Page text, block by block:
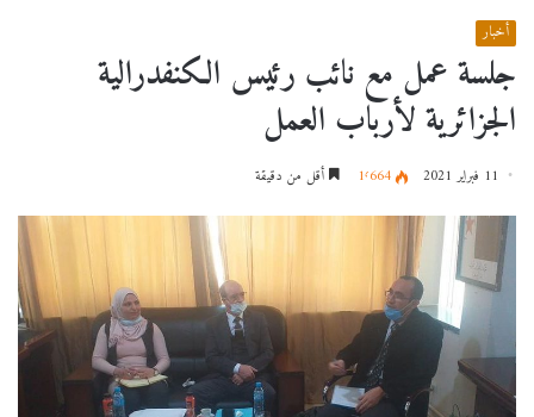
أخبار
جلسة عمل مع نائب رئيس الكنفدرالية
الجزائرية لأرباب العمل
11 فبراير 2021 1٬664 أقل من دقيقة